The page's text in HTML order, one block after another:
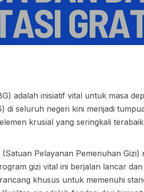
adalah inisiatif vital untuk masa
di seluruh negeri kini menjadi
krusial yang seringkali
Pelayanan Pemenuhan
gizi vital ini berjalan lancar
khusus untuk memenuhi